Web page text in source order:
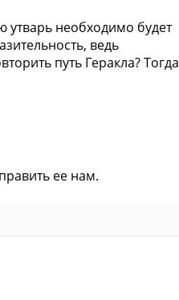
необходимо будет
ведь
путь Геракла? Тогда
ее нам.